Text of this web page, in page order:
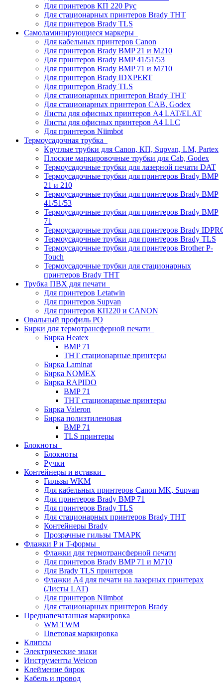
Для принтеров КП 220 Рус
Для стационарных принтеров Brady THT
Для принтеров Brady TLS
Самоламинирующиеся маркеры
Для кабельных принтеров Canon
Для принтеров Brady BMP 21 и M210
Для принтеров Brady BMP 41/51/53
Для принтеров Brady BMP 71 и M710
Для принтеров Brady IDXPERT
Для принтеров Brady TLS
Для стационарных принтеров Brady THT
Для стационарных принтеров CAB, Godex
Листы для офисных принтеров А4 LAT/ELAT
Листы для офисных принтеров А4 LLC
Для принтеров Niimbot
Термоусадочная трубка
Круглые трубки для Canon, КП, Supvan, LM, Partex
Плоские маркировочные трубки для Cab, Godex
Термоусадочные трубки для лазерной печати DAT
Термоусадочные трубки для принтеров Brady BMP
21 и 210
Термоусадочные трубки для принтеров Brady BMP
41/51/53
Термоусадочные трубки для принтеров Brady BMP
71
Термоусадочные трубки для принтеров Brady
Термоусадочные трубки для принтеров Brady TLS
Термоусадочные трубки для принтеров Brother P-
Touch
Термоусадочные трубки для стационарных
принтеров Brady THT
Трубка ПВХ для печати
Для принтеров Letatwin
Для принтеров Supvan
Для принтеров КП220 и CANON
Овальный профиль PO
Бирки для термотрансферной печати
Бирка Heatex
BMP 71
THT стационарные принтеры
Бирка Laminat
Бирка NOMEX
Бирка RAPIDO
BMP 71
THT стационарные принтеры
Бирка Valeron
Бирка полиэтиленовая
BMP 71
TLS принтеры
Блокноты
Блокноты
Ручки
Контейнеры и вставки
Гильзы WKM
Для кабельных принтеров Canon MK, Supvan
Для принтеров Brady BMP 71
Для принтеров Brady TLS
Для стационарных принтеров Brady THT
Контейнеры Brady
Прозрачные гильзы ТМАРК
Флажки P и T-формы
Флажки для термотрансферной печати
Для принтеров Brady BMP 71 и M710
Для Brady TLS принтеров
Флажки A4 для печати на лазерных принтерах
(Листы LAT)
Для принтеров Niimbot
Для стационарных принтеров Brady
Преднапечатанная маркировка
WM TWM
Цветовая маркировка
Клипсы
Электрические знаки
Инструменты Weicon
Клеймение бирок
Кабель и провод